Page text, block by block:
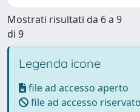
Mostrati risultati da 6 a 9
di 9
Legenda icone
file ad accesso aperto
file ad accesso riservato